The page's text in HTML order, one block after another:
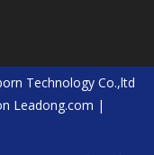
Technology Co.,ltd
Leadong.com |